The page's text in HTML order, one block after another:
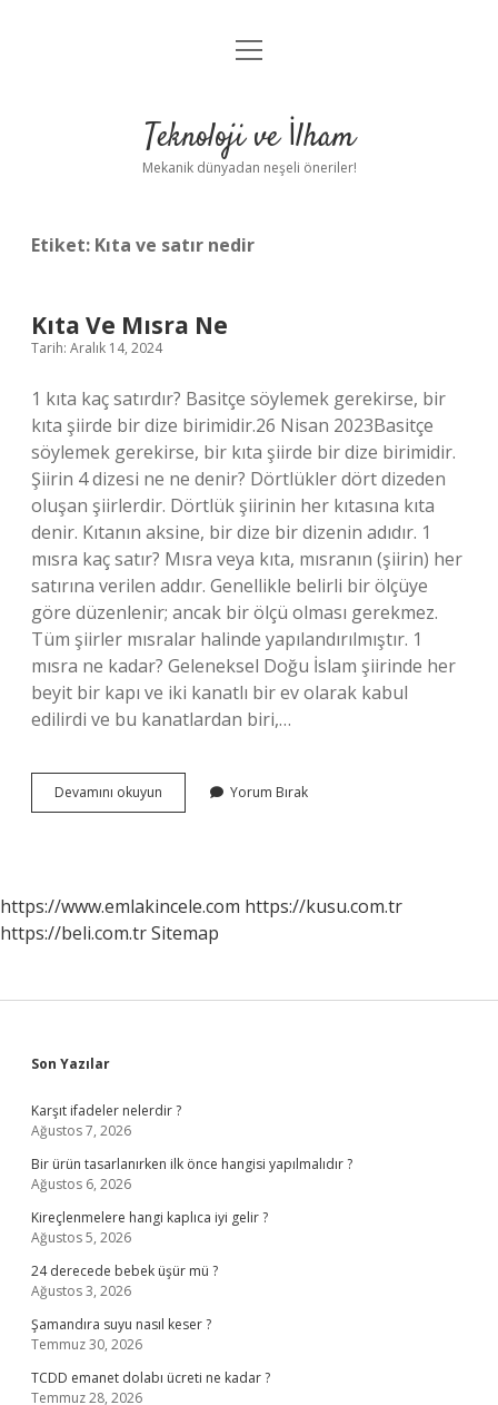
Anasayfa
Yasal Uyarı
menüyü
Teknoloji ve İlham
Mekanik dünyadan neşeli öneriler!
Etiket: Kıta ve satır nedir
Kıta Ve Mısra Ne
Tarih: Aralık 14, 2024
1 kıta kaç satırdır? Basitçe söylemek gerekirse, bir
kıta şiirde bir dize birimidir.26 Nisan 2023Basitçe
söylemek gerekirse, bir kıta şiirde bir dize birimidir.
Şiirin 4 dizesi ne ne denir? Dörtlükler dört dizeden
oluşan şiirlerdir. Dörtlük şiirinin her kıtasına kıta
denir. Kıtanın aksine, bir dize bir dizenin adıdır. 1
mısra kaç satır? Mısra veya kıta, mısranın (şiirin) her
satırına verilen addır. Genellikle belirli bir ölçüye
göre düzenlenir; ancak bir ölçü olması gerekmez.
Tüm şiirler mısralar halinde yapılandırılmıştır. 1
mısra ne kadar? Geleneksel Doğu İslam şiirinde her
beyit bir kapı ve iki kanatlı bir ev olarak kabul
edilirdi ve bu kanatlardan biri,…
Devamını okuyun
Ve
Yorum Bırak
https://www.emlakincele.com https://kusu.com.tr
https://beli.com.trSitemap
Sidebar
Son Yazılar
Karşıt ifadeler nelerdir ?
Ağustos 7, 2026
Bir ürün tasarlanırken ilk önce hangisi yapılmalıdır ?
Ağustos 6, 2026
Kireçlenmelere hangi kaplıca iyi gelir ?
Ağustos 5, 2026
24 derecede bebek üşür mü ?
Ağustos 3, 2026
Şamandıra suyu nasıl keser ?
Temmuz 30, 2026
TCDD emanet dolabı ücreti ne kadar ?
Temmuz 28, 2026